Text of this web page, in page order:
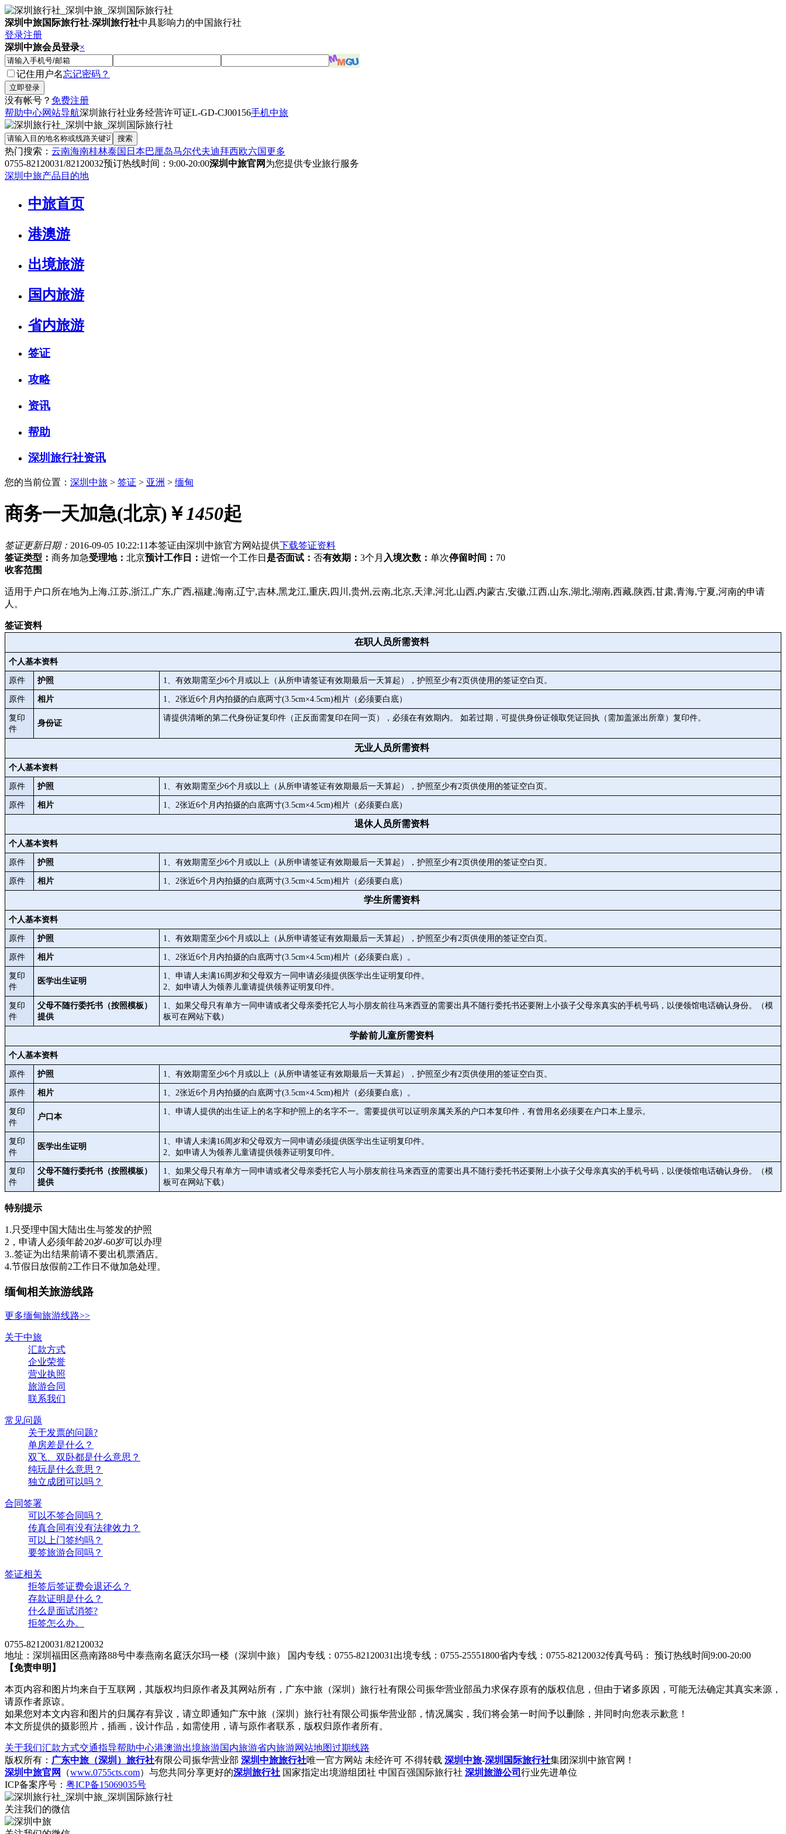
深圳中旅国际旅行社-深圳旅行社中具影响力的中国旅行社
登录注册
深圳中旅会员登录×
记住用户名忘记密码？
没有帐号？ 免费注册
帮助中心网站导航深圳旅行社业务经营许可证L-GD-CJ00156手机中旅
热门搜索： 云南海南桂林泰国 日本巴厘岛马尔代夫迪拜西欧六国更多
0755-82120031/82120032预订热线时间：9:00-20:00深圳中旅官网为您提供专业旅行服务
深圳中旅产品目的地
中旅首页
港澳游
出境旅游
国内旅游
省内旅游
签证
攻略
资讯
帮助
深圳旅行社资讯
您的当前位置： 深圳中旅 > 签证 > 亚洲 > 缅甸
商务一天加急(北京) ￥1450起
签证更新日期： 2016-09-05 10:22:11本签证由深圳中旅官方网站提供下载签证资料
签证类型： 商务加急受理地： 北京预计工作日： 进馆一个工作日 是否面试： 否有效期： 3个月 入境次数： 单次停留时间： 70
收客范围
适用于户口所在地为上海,江苏,浙江,广东,广西,福建,海南,辽宁,吉林,黑龙江,重庆,四川,贵州,云南,北京,天津,河北,山西,内蒙古,安徽,江西,山东,湖北,湖南,西藏,陕西,甘肃,青海,宁夏,河南的申请
人。
签证资料
在职人员所需资料
个人基本资料
原件 护照 1、有效期需至少6个月或以上（从所申请签证有效期最后一天算起），护照至少有2页供使用的签证空白页。
原件 相片 1、2张近6个月内拍摄的白底两寸(3.5cm×4.5cm)相片（必须要白底）
复印
件
身份证
请提供清晰的第二代身份证复印件（正反面需复印在同一页），必须在有效期内。 如若过期，可提供身份证领取凭证回执（需加盖派出所章）复印件。
无业人员所需资料
个人基本资料
原件 护照 1、有效期需至少6个月或以上（从所申请签证有效期最后一天算起），护照至少有2页供使用的签证空白页。
原件 相片 1、2张近6个月内拍摄的白底两寸(3.5cm×4.5cm)相片（必须要白底）
退休人员所需资料
个人基本资料
原件 护照 1、有效期需至少6个月或以上（从所申请签证有效期最后一天算起），护照至少有2页供使用的签证空白页。
原件 相片 1、2张近6个月内拍摄的白底两寸(3.5cm×4.5cm)相片（必须要白底）
学生所需资料
个人基本资料
原件 护照 1、有效期需至少6个月或以上（从所申请签证有效期最后一天算起），护照至少有2页供使用的签证空白页。
原件 相片 1、2张近6个月内拍摄的白底两寸(3.5cm×4.5cm)相片（必须要白底）。
复印
件
医学出生证明
1、申请人未满16周岁和父母双方一同申请必须提供医学出生证明复印件。
2、如申请人为领养儿童请提供领养证明复印件。
复印
件
父母不随行委托书（按照模板）
提供
1、如果父母只有单方一同申请或者父母亲委托它人与小朋友前往马来西亚的需要出具不随行委托书还要附上小孩子父母亲真实的手机号码，以便领馆电话确认身份。（模
板可在网站下载）
学龄前儿童所需资料
个人基本资料
原件 护照 1、有效期需至少6个月或以上（从所申请签证有效期最后一天算起），护照至少有2页供使用的签证空白页。
原件 相片 1、2张近6个月内拍摄的白底两寸(3.5cm×4.5cm)相片（必须要白底）。
复印
件
户口本
1、申请人提供的出生证上的名字和护照上的名字不一。需要提供可以证明亲属关系的户口本复印件，有曾用名必须要在户口本上显示。
复印
件
医学出生证明
1、申请人未满16周岁和父母双方一同申请必须提供医学出生证明复印件。
2、如申请人为领养儿童请提供领养证明复印件。
复印
件
父母不随行委托书（按照模板）
提供
1、如果父母只有单方一同申请或者父母亲委托它人与小朋友前往马来西亚的需要出具不随行委托书还要附上小孩子父母亲真实的手机号码，以便领馆电话确认身份。（模
板可在网站下载）
特别提示
1.只受理中国大陆出生与签发的护照
2，申请人必须年龄20岁-60岁可以办理
3..签证为出结果前请不要出机票酒店。
4.节假日放假前2工作日不做加急处理。
缅甸相关旅游线路
更多缅甸旅游线路>>
关于中旅
汇款方式
企业荣誉
营业执照
旅游合同
联系我们
常见问题
关于发票的问题?
单房差是什么？
双飞、双卧都是什么意思？
纯玩是什么意思？
独立成团可以吗？
合同签署
可以不签合同吗？
传真合同有没有法律效力？
可以上门签约吗？
要签旅游合同吗？
签证相关
拒签后签证费会退还么？
存款证明是什么？
什么是面试消签?
拒签怎么办。
0755-82120031/82120032
地址：深圳福田区燕南路88号中泰燕南名庭沃尔玛一楼（深圳中旅）
国内专线：0755-82120031 出境专线：0755-25551800省内专线：0755-82120032传真号码：
预订热线时间9:00-20:00
【免责申明】
本页内容和图片均来自于互联网，其版权均归原作者及其网站所有，广东中旅（深圳）旅行社有限公司振华营业部虽力求保存原有的版权信息，但由于诸多原因，可能无法确定其真实来源，
请原作者原谅。
如果您对本文内容和图片的归属存有异议，请立即通知广东中旅（深圳）旅行社有限公司振华营业部，情况属实，我们将会第一时间予以删除，并同时向您表示歉意！
本文所提供的摄影照片，插画，设计作品，如需使用，请与原作者联系，版权归原作者所有。
关于我们汇款方式交通指导帮助中心港澳游出境旅游国内旅游省内旅游网站地图过期线路
版权所有： 广东中旅（深圳）旅行社有限公司振华营业部 深圳中旅旅行社唯一官方网站 未经许可 不得转载 深圳中旅-深圳国际旅行社集团深圳中旅官网！
深圳中旅官网
（www.0755cts.com）与您共同分享更好的深圳旅行社 国家指定出境游组团社 中国百强国际旅行社 深圳旅游公司 行业先进单位
ICP备案序号： 粤ICP备15069035号
关注我们的微信